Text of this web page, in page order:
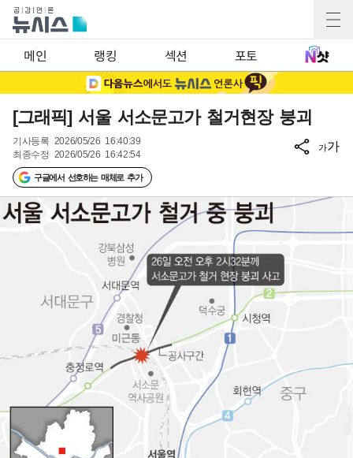
메인 랭킹 섹션 포토
[그래픽] 서울 서소문고가 철거현장 붕괴
기사등록 2026/05/26 16:40:39
최종수정 2026/05/26 16:42:54
구글에서 선호하는 매체로 추가
가가